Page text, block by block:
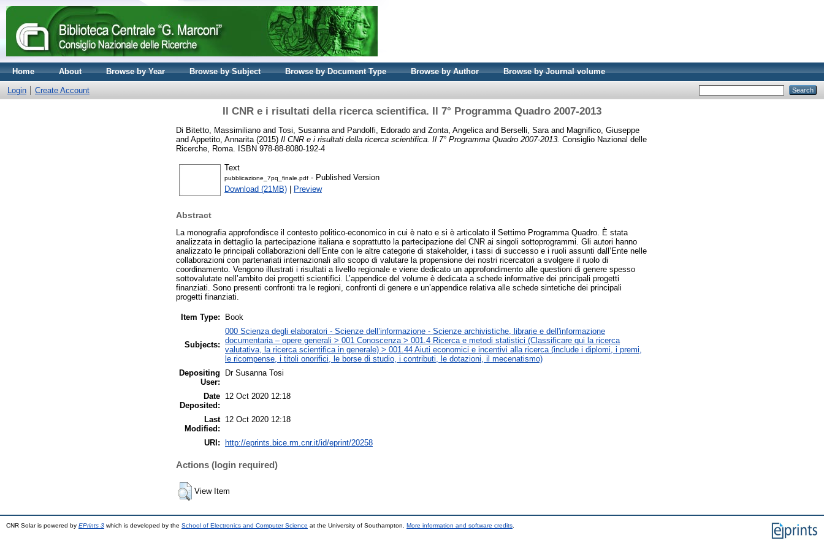
Home About Browse by Year Browse by Subject Browse by Document Type Browse by Author Browse by Journal volume
Login Create Account
Il CNR e i risultati della ricerca scientifica. Il 7° Programma Quadro 2007-2013
Di Bitetto, Massimiliano and Tosi, Susanna and Pandolfi, Edorado and Zonta, Angelica and Berselli, Sara and Magnifico, Giuseppe
and Appetito, Annarita (2015) Il CNR e i risultati della ricerca scientifica. Il 7° Programma Quadro 2007-2013. Consiglio Nazional delle
Ricerche, Roma. ISBN 978-88-8080-192-4
Text
pubblicazione_7pq_finale.pdf - Published Version
Download (21MB) | Preview
Abstract
La monografia approfondisce il contesto politico-economico in cui è nato e si è articolato il Settimo Programma Quadro. È stata
analizzata in dettaglio la partecipazione italiana e soprattutto la partecipazione del CNR ai singoli sottoprogrammi. Gli autori hanno
analizzato le principali collaborazioni dell’Ente con le altre categorie di stakeholder, i tassi di successo e i ruoli assunti dall’Ente nelle
collaborazioni con partenariati internazionali allo scopo di valutare la propensione dei nostri ricercatori a svolgere il ruolo di
coordinamento. Vengono illustrati i risultati a livello regionale e viene dedicato un approfondimento alle questioni di genere spesso
sottovalutate nell’ambito dei progetti scientifici. L’appendice del volume è dedicata a schede informative dei principali progetti
finanziati. Sono presenti confronti tra le regioni, confronti di genere e un’appendice relativa alle schede sintetiche dei principali
progetti finanziati.
Item Type: Book
Subjects:
000 Scienza degli elaboratori - Scienze dell’informazione - Scienze archivistiche, librarie e dell'informazione
documentaria – opere generali > 001 Conoscenza > 001.4 Ricerca e metodi statistici (Classificare qui la ricerca
valutativa, la ricerca scientifica in generale) > 001.44 Aiuti economici e incentivi alla ricerca (include i diplomi, i premi,
le ricompense, i titoli onorifici, le borse di studio, i contributi, le dotazioni, il mecenatismo)
Depositing
User:
Dr Susanna Tosi
Date
Deposited:
12 Oct 2020 12:18
Last
Modified:
12 Oct 2020 12:18
URI: http://eprints.bice.rm.cnr.it/id/eprint/20258
Actions (login required)
View Item
CNR Solar is powered by EPrints 3 which is developed by the School of Electronics and Computer Science at the University of Southampton. More information and software credits